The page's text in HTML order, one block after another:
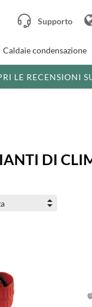
Supporto
Caldaie condensazione
LE RECENSIONI
DI